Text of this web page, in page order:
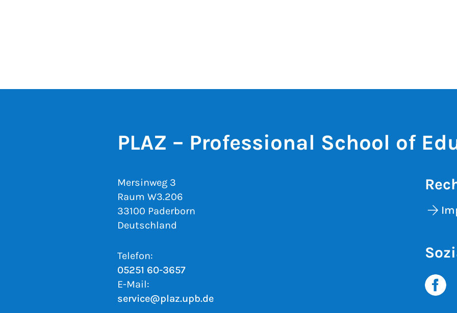
PLAZ – Professional School of
Mersinweg 3
Raum W3.206
33100 Paderborn
Deutschland
Telefon:
05251 60-3657
E-Mail:
service@plaz.upb.de